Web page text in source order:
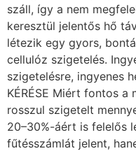
száll, így a nem
keresztül jelentős hő
létezik egy gyors,
cellulóz szigetelés.
szigetelésre, ingyenes
KÉRÉSE Miért fontos a
rosszul szigetelt
20–30%-áért is felelős
fűtésszámlát jelent,